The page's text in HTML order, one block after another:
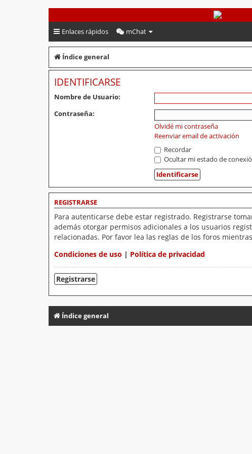
PeruVoley.com
Enlaces rápidos mChat
Índice general
IDENTIFICARSE
Nombre de Usuario:
Contraseña:
Olvidé mi contraseña
Reenviar email de activación
Recordar
Ocultar mi estado de
REGISTRARSE
Para autenticarse debe estar registrado. Registrarse
además otorgar permisos adicionales a los usuarios
relacionadas. Por favor lea las reglas de los foros
Condiciones de uso | Política de privacidad
Registrarse
Índice general